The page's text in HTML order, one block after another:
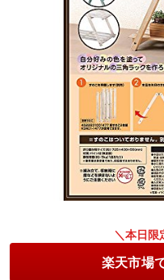
＼本日限
楽天市場